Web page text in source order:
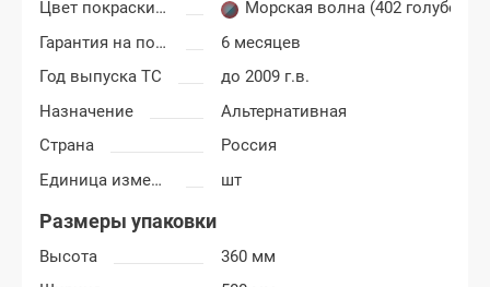
Цвет покраски Шевроле Нива
Морская волна (402 голубой)
Гарантия на покраску
6 месяцев
Год выпуска ТС
до 2009 г.в.
Назначение
Альтернативная
Страна
Россия
Единица измерения
шт
Размеры упаковки
Высота
360 мм